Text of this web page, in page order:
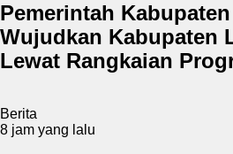
Pemerintah
Wujudkan Kabupaten
Lewat Rangkaian
Berita
8 jam yang lalu